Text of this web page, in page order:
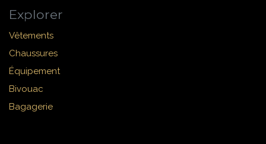
Explorer
Vêtements
Chaussures
Équipement
Bivouac
Bagagerie